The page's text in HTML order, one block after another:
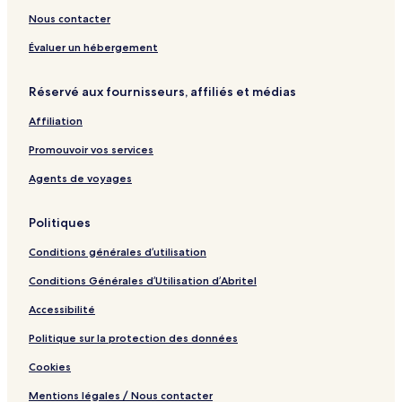
r
b
H
H
G
d
y
G
M
r
o
'
s
I
n
Nous contacter
Évaluer un hébergement
Réservé aux fournisseurs, affiliés et médias
Affiliation
Promouvoir vos services
Agents de voyages
Politiques
Conditions générales d’utilisation
Conditions Générales d’Utilisation d’Abritel
Accessibilité
Politique sur la protection des données
Cookies
Mentions légales / Nous contacter